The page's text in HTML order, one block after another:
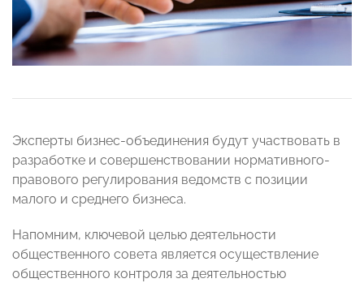
Эксперты бизнес-объединения будут участвовать в
разработке и совершенствовании нормативного-
правового регулирования ведомств с позиции
малого и среднего бизнеса.
Напомним, ключевой целью деятельности
общественного совета является осуществление
общественного контроля за деятельностью